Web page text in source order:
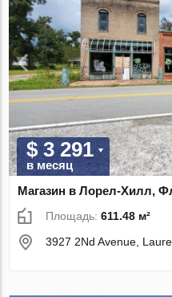
$ 3 291
в месяц
Магазин в Лорел-Хилл,
Площадь:611.48 м²
3927 2Nd Avenue,